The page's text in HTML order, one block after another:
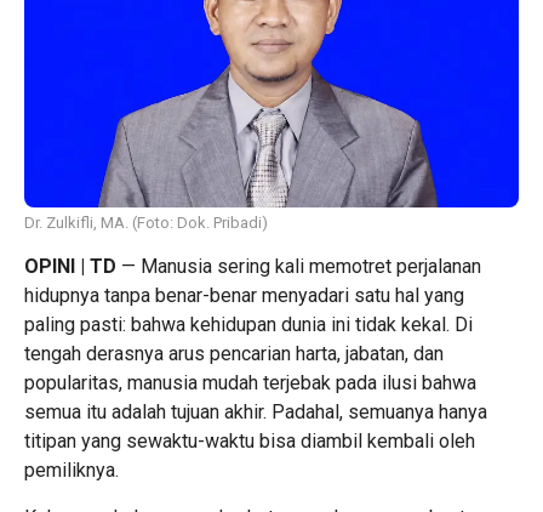
Dr. Zulkifli, MA. (Foto: Dok. Pribadi)
OPINI | TD — Manusia sering kali memotret perjalanan
hidupnya tanpa benar-benar menyadari satu hal yang
paling pasti: bahwa kehidupan dunia ini tidak kekal. Di
tengah derasnya arus pencarian harta, jabatan, dan
popularitas, manusia mudah terjebak pada ilusi bahwa
semua itu adalah tujuan akhir. Padahal, semuanya hanya
titipan yang sewaktu-waktu bisa diambil kembali oleh
pemiliknya.